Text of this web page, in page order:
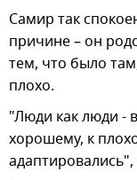
Самир так
причине – он
тем, что было
плохо.
"Люди как люди -
хорошему, к